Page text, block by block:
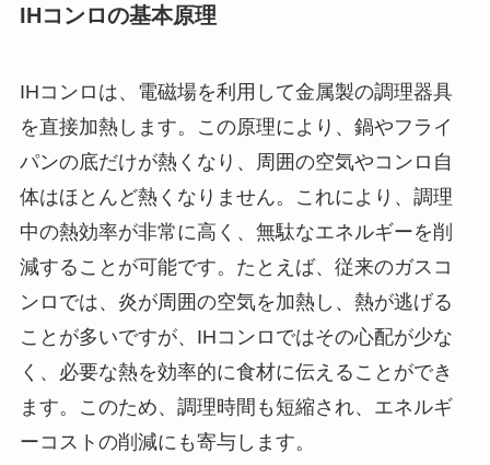
IHコンロの基本原理
IHコンロは、電磁場を利用して金属製の調理器具
を直接加熱します。この原理により、鍋やフライ
パンの底だけが熱くなり、周囲の空気やコンロ自
体はほとんど熱くなりません。これにより、調理
中の熱効率が非常に高く、無駄なエネルギーを削
減することが可能です。たとえば、従来のガスコ
ンロでは、炎が周囲の空気を加熱し、熱が逃げる
ことが多いですが、IHコンロではその心配が少な
く、必要な熱を効率的に食材に伝えることができ
ます。このため、調理時間も短縮され、エネルギ
ーコストの削減にも寄与します。